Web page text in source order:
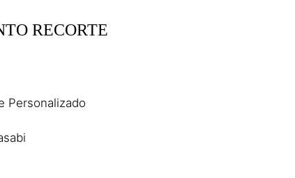
RECORTE
Personalizado